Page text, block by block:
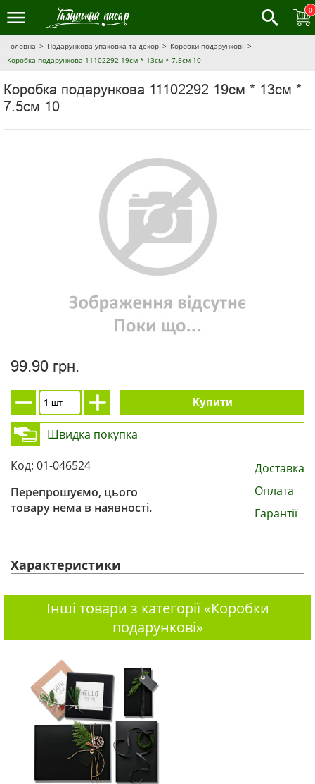
0
Головна Подарункова упаковка та декор
Коробки подарункові
Коробка подарункова 11102292 19см * 13см * 7.5см 10
Коробка подарункова 11102292 19см * 13см *
7.5см 10
99.90 грн.
Купити
Швидка покупка
Код: 01-046524
Перепрошуємо, цього
товару нема в наявності.
Доставка
Оплата
Гарантії
Характеристики
Інші товари з категорії «Коробки
подарункові»